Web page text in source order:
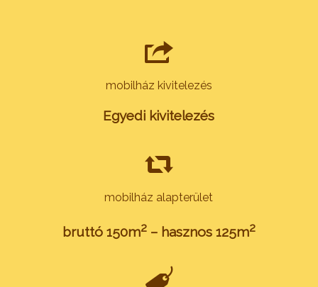
mobilház kivitelezés
Egyedi kivitelezés
mobilház alapterület
bruttó 150m2– hasznos 125m2